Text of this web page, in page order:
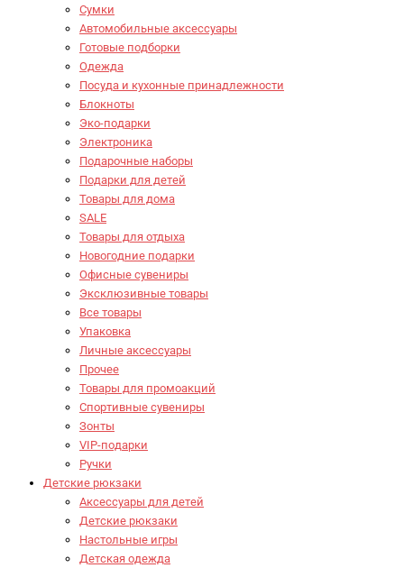
Сумки
Автомобильные аксессуары
Готовые подборки
Одежда
Посуда и кухонные принадлежности
Блокноты
Эко-подарки
Электроника
Подарочные наборы
Подарки для детей
Товары для дома
SALE
Товары для отдыха
Новогодние подарки
Офисные сувениры
Эксклюзивные товары
Все товары
Упаковка
Личные аксессуары
Прочее
Товары для промоакций
Спортивные сувениры
Зонты
VIP-подарки
Ручки
Детские рюкзаки
Аксессуары для детей
Детские рюкзаки
Настольные игры
Детская одежда